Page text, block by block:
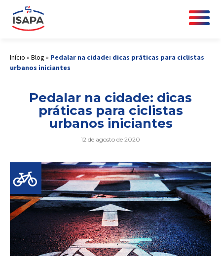
Início » Blog » Pedalar na cidade: dicas práticas para ciclistas
urbanos iniciantes
Pedalar na cidade: dicas
práticas para ciclistas
urbanos iniciantes
12 de agosto de 2020